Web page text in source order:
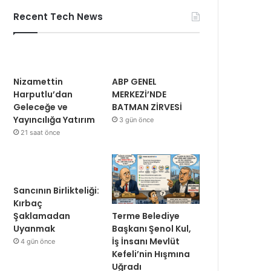
Recent Tech News
Nizamettin
Harputlu’dan
Geleceğe ve
Yayıncılığa Yatırım
21 saat önce
ABP GENEL
MERKEZİ’NDE
BATMAN ZİRVESİ
3 gün önce
Sancının Birlikteliği:
Kırbaç
Şaklamadan
Uyanmak
4 gün önce
Terme Belediye
Başkanı Şenol Kul,
İş İnsanı Mevlüt
Kefeli’nin Hışmına
Uğradı